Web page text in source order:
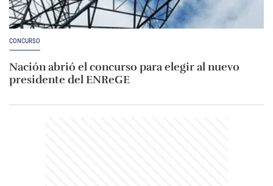
CONCURSO
Nación abrió el concurso para elegir al nuevo
presidente del ENReGE